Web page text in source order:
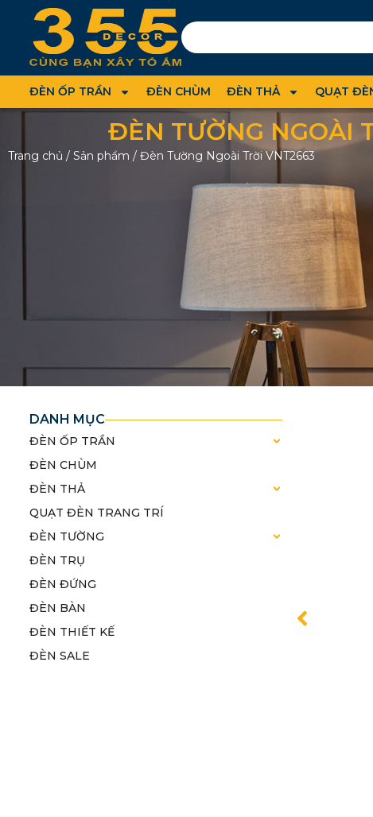
ĐÈN ỐP TRẦN ĐÈN CHÙM ĐÈN THẢ QUẠT
ĐÈN TƯỜNG NGOÀI
Trang chủ / Sản phẩm / Đèn Tường Ngoài Trời VNT2663
DANH MỤC
ĐÈN ỐP TRẦN
ĐÈN CHÙM
ĐÈN THẢ
QUẠT ĐÈN TRANG TRÍ
ĐÈN TƯỜNG
ĐÈN TRỤ
ĐÈN ĐỨNG
ĐÈN BÀN
ĐÈN THIẾT KẾ
ĐÈN SALE